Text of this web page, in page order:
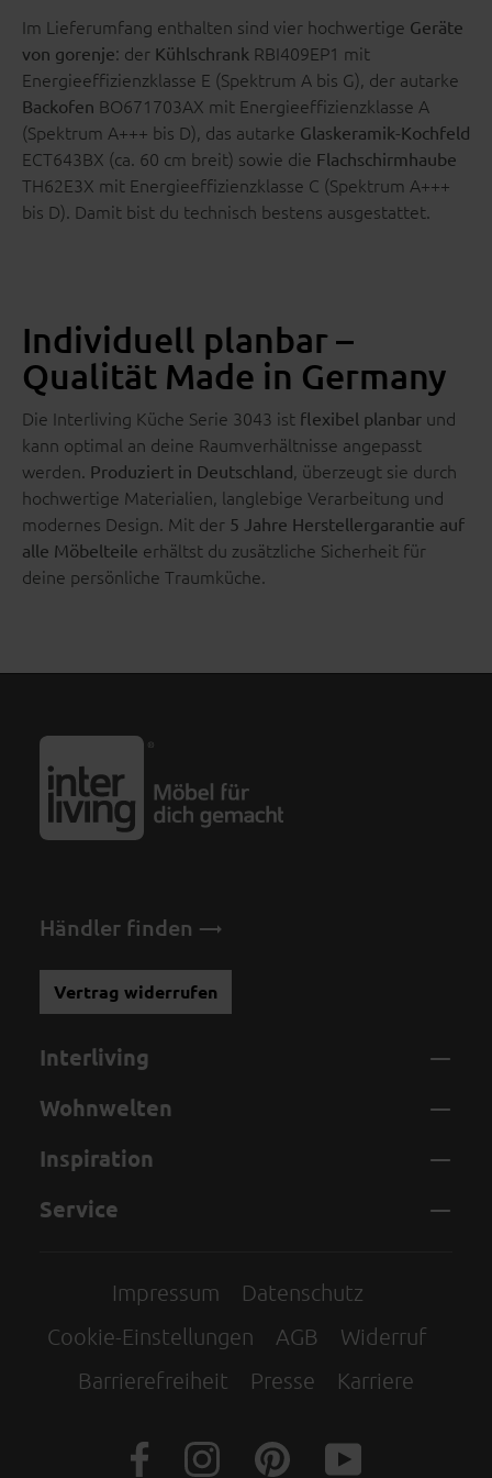
Im Lieferumfang enthalten sind vier hochwertige Geräte
von gorenje: der Kühlschrank RBI409EP1 mit
Energieeffizienzklasse E (Spektrum A bis G), der autarke
Backofen BO671703AX mit Energieeffizienzklasse A
(Spektrum A+++ bis D), das autarke Glaskeramik-Kochfeld
ECT643BX (ca. 60 cm breit) sowie die Flachschirmhaube
TH62E3X mit Energieeffizienzklasse C (Spektrum A+++
bis D). Damit bist du technisch bestens ausgestattet.
Individuell planbar –
Qualität Made in Germany
Die Interliving Küche Serie 3043 ist flexibel planbar und
kann optimal an deine Raumverhältnisse angepasst
werden. Produziert in Deutschland, überzeugt sie durch
hochwertige Materialien, langlebige Verarbeitung und
modernes Design. Mit der 5 Jahre Herstellergarantie auf
alle Möbelteile erhältst du zusätzliche Sicherheit für
deine persönliche Traumküche.
Händler finden
Vertrag widerrufen
Interliving
Wohnwelten
Inspiration
Service
Impressum
Datenschutz
Cookie-Einstellungen
AGB
Widerruf
Barrierefreiheit
Presse Karriere